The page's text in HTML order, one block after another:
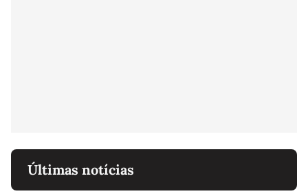
Últimas notícias